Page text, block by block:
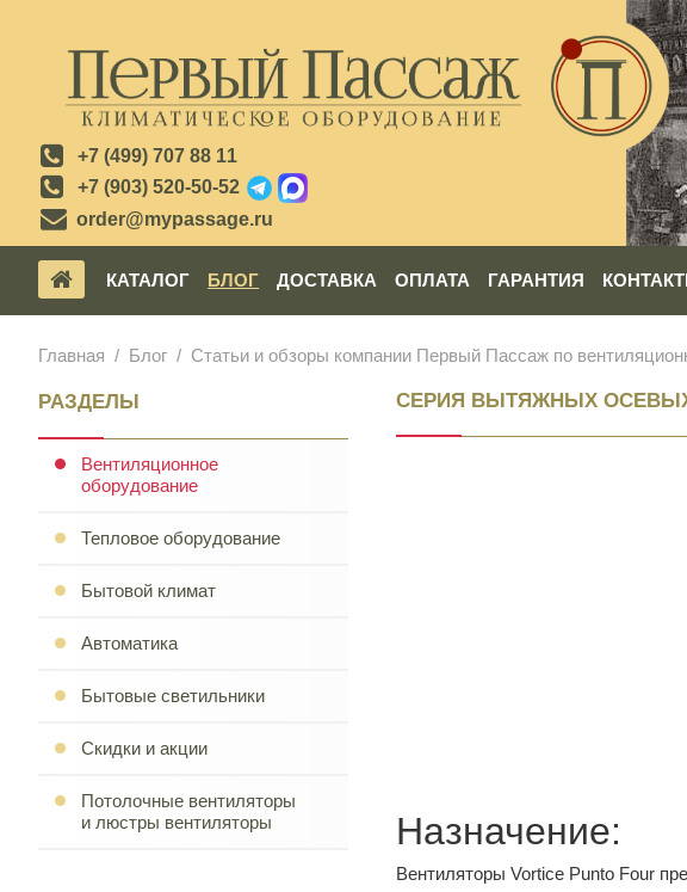
+7 (499) 707 88 11
+7 (903) 520-50-52
order@mypassage.ru
КАТАЛОГ БЛОГ ДОСТАВКА ОПЛАТА ГАРАНТИЯ
Главная Блог Статьи и обзоры компании Первый Пассаж по
РАЗДЕЛЫ
Вентиляционное
оборудование
Тепловое оборудование
Бытовой климат
Автоматика
Бытовые светильники
Скидки и акции
Потолочные вентиляторы
и люстры вентиляторы
СЕРИЯ ВЫТЯЖНЫХ ОСЕВЫХ
Назначение:
Вентиляторы Vortice Punto Four